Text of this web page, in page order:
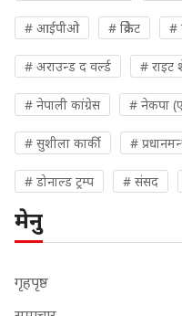
# आईपीओ # क्रिकेट #
# अराउन्ड द वर्ल्ड # राइट
# नेपाली कांग्रेस # नेकपा
# सुशीला कार्की #
# डोनाल्ड ट्रम्प # संसद
मेनु
गृहपृष्ठ